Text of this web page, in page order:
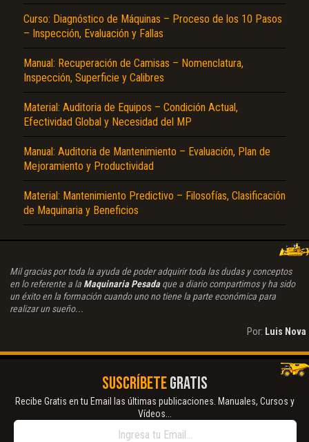
Curso: Diagnóstico de Máquinas – Proceso de los 10 Pasos
– Inspección, Evaluación y Fallas
Manual: Recuperación de Camisas – Nomenclatura,
Inspección, Superficie y Calibres
Material: Auditoria de Equipos – Condición Actual,
Efectividad Global y Necesidad del MP
Manual: Auditoria de Mantenimiento – Evaluación, Plan de
Mejoramiento y Productividad
Material: Mantenimiento Predictivo – Filosofías, Clasificación
de Maquinaria y Beneficios
Mil gracias por toda la ayuda de poder adquirir toda las dudas y conceptos
en lo referente a la Maquinaria Pesadaque a diario compartimos y ha sido
un éxito en la formación cuando uno no tiene la parte económica para
realizar un sueño...
Por: Luis Nova
SUSCRÍBETEGRATIS
Recibe Gratis en tu Email las últimas publicaciones. Manuales, Cursos y
Vídeos...